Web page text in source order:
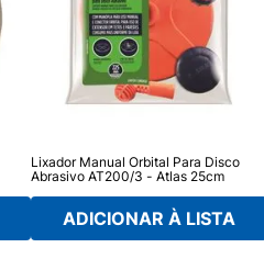
Lixador Manual Orbital Para Disco
Abrasivo AT200/3 - Atlas 25cm
ADICIONAR À LISTA